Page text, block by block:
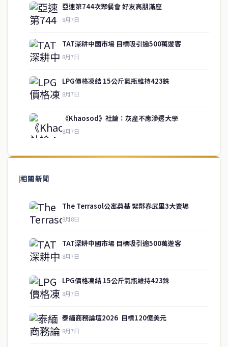
亞速第744次聚餐會 好友高朋滿座
8月7日
TAT深耕中國市場 目標吸引逾500萬遊客
8月7日
LPG價格凍結 15公斤氣瓶維持423銖
8月7日
《Khaosod》社論：灰產不應滲透大學
8月7日
相關新聞
The Terrasol公寓奠基 緊鄰春武里3大賣場
8月8日
TAT深耕中國市場 目標吸引逾500萬遊客
8月7日
LPG價格凍結 15公斤氣瓶維持423銖
8月7日
泰緬商務論壇2026 目標120億美元
8月7日
關於我們
泰國中文新聞（TCN）是一家總部設於曼谷的中文新聞媒體，致力於
供即時、客觀、多元的中文新聞內容。
房地產
聯絡資訊
service@thaichinesenews.com